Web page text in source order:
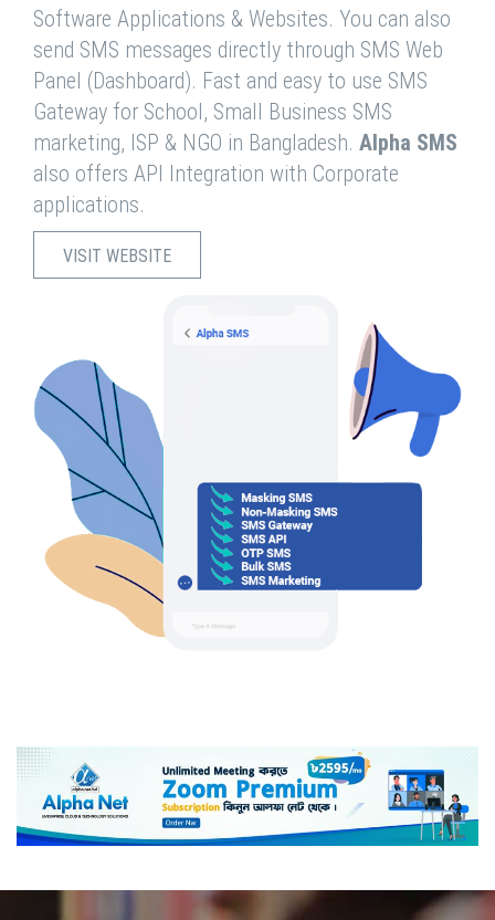
Software Applications & Websites. You can also
send SMS messages directly through SMS Web
Panel (Dashboard). Fast and easy to use SMS
Gateway for School, Small Business SMS
marketing, ISP & NGO in Bangladesh. Alpha SMS
also offers API Integration with Corporate
applications.
VISIT WEBSITE